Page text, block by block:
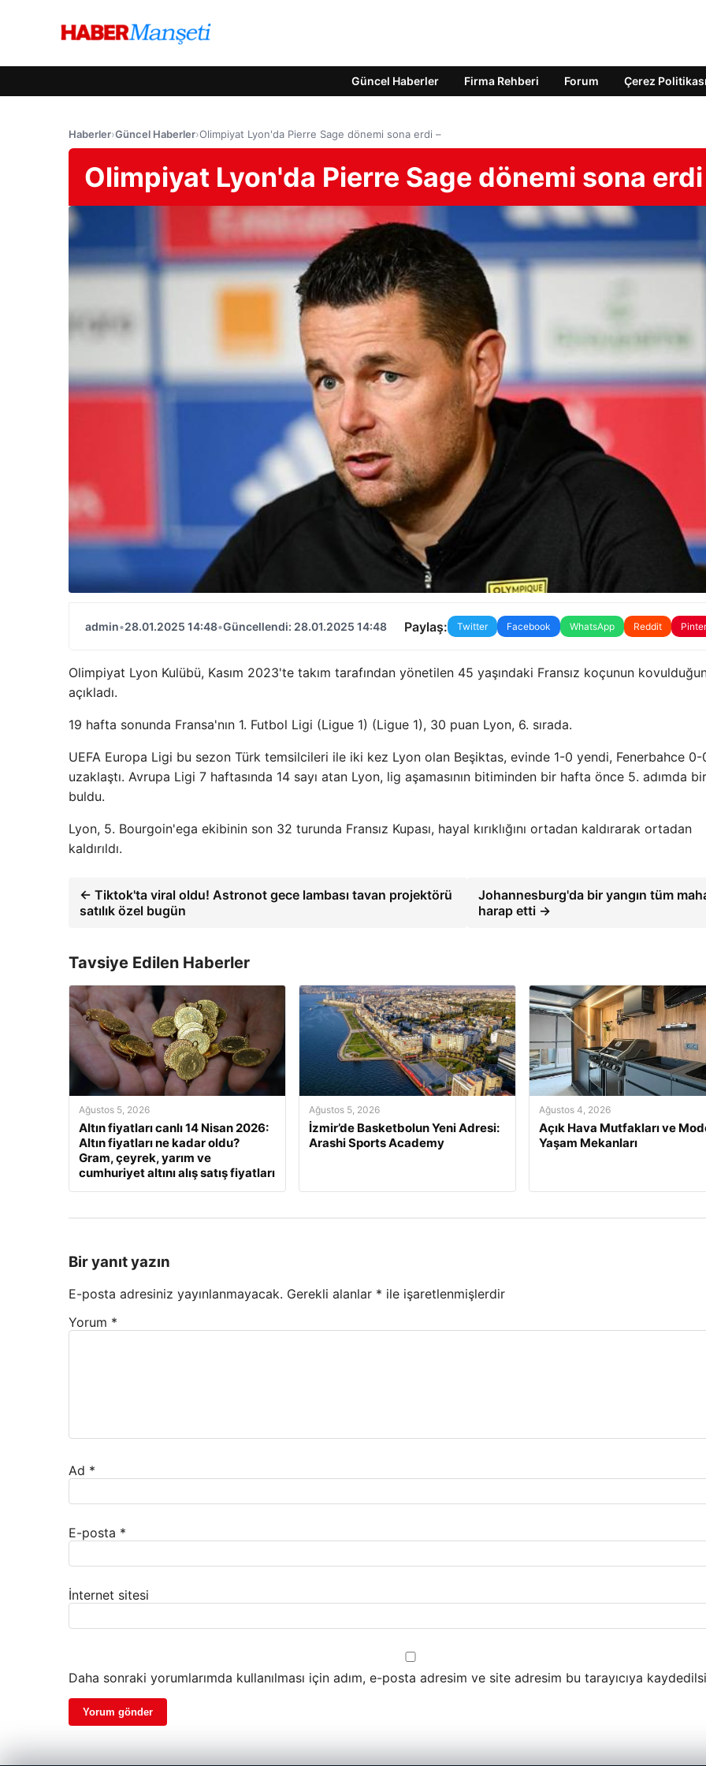
Güncel Haberler Firma Rehberi Forum Çerez Politikası
Haberler›Güncel Haberler›Olimpiyat Lyon'da Pierre Sage dönemi sona erdi –
Olimpiyat Lyon'da Pierre Sage dönemi sona erdi
admin•28.01.2025 14:48•Güncellendi: 28.01.2025 14:48 Paylaş: Twitter Facebook WhatsApp Reddit
Olimpiyat Lyon Kulübü, Kasım 2023'te takım tarafından yönetilen 45 yaşındaki Fransız koçunun
açıkladı.
19 hafta sonunda Fransa'nın 1. Futbol Ligi (Ligue 1) (Ligue 1), 30 puan Lyon, 6. sırada.
UEFA Europa Ligi bu sezon Türk temsilcileri ile iki kez Lyon olan Beşiktas, evinde 1-0 yendi, Fenerbahce 0-
uzaklaştı. Avrupa Ligi 7 haftasında 14 sayı atan Lyon, lig aşamasının bitiminden bir hafta önce 5. adımda
buldu.
Lyon, 5. Bourgoin'ega ekibinin son 32 turunda Fransız Kupası, hayal kırıklığını ortadan kaldırarak ortadan
kaldırıldı.
← Tiktok'ta viral oldu! Astronot gece lambası tavan projektörü
satılık özel bugün
Johannesburg'da bir yangın tüm
harap etti →
Tavsiye Edilen Haberler
Ağustos 5, 2026
Altın fiyatları canlı 14 Nisan 2026:
Altın fiyatları ne kadar oldu?
Gram, çeyrek, yarım ve
cumhuriyet altını alış satış fiyatları
Ağustos 5, 2026
İzmir’de Basketbolun Yeni Adresi:
Arashi Sports Academy
Ağustos 4, 2026
Açık Hava Mutfakları ve
Yaşam Mekanları
Bir yanıt yazın
E-posta adresiniz yayınlanmayacak. Gerekli alanlar * ile işaretlenmişlerdir
Yorum *
Ad *
E-posta *
İnternet sitesi
Daha sonraki yorumlarımda kullanılması için adım, e-posta adresim ve site adresim bu tarayıcıya